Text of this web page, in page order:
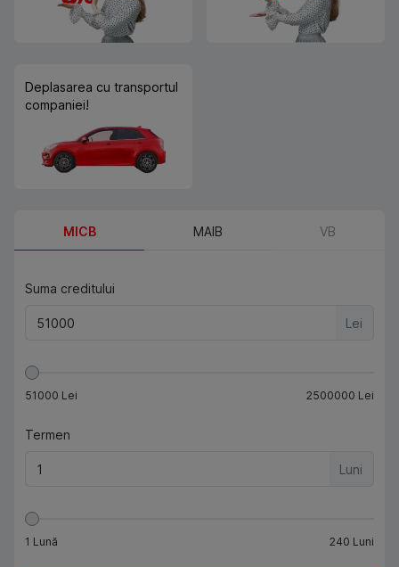
Deplasarea cu transportul
companiei!
MICB MAIB VB
Suma creditului
Lei
51000 Lei 2500000 Lei
Termen
Luni
1 Lună 240 Luni